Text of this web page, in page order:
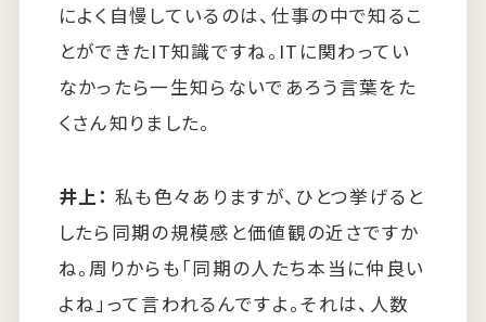
によく自慢しているのは、仕事の中で知るこ
とができたIT知識ですね。ITに関わってい
なかったら一生知らないであろう言葉をた
くさん知りました。
井上： 私も色々ありますが、ひとつ挙げると
したら同期の規模感と価値観の近さですか
ね。周りからも「同期の人たち本当に仲良い
よね」って言われるんですよ。それは、人数